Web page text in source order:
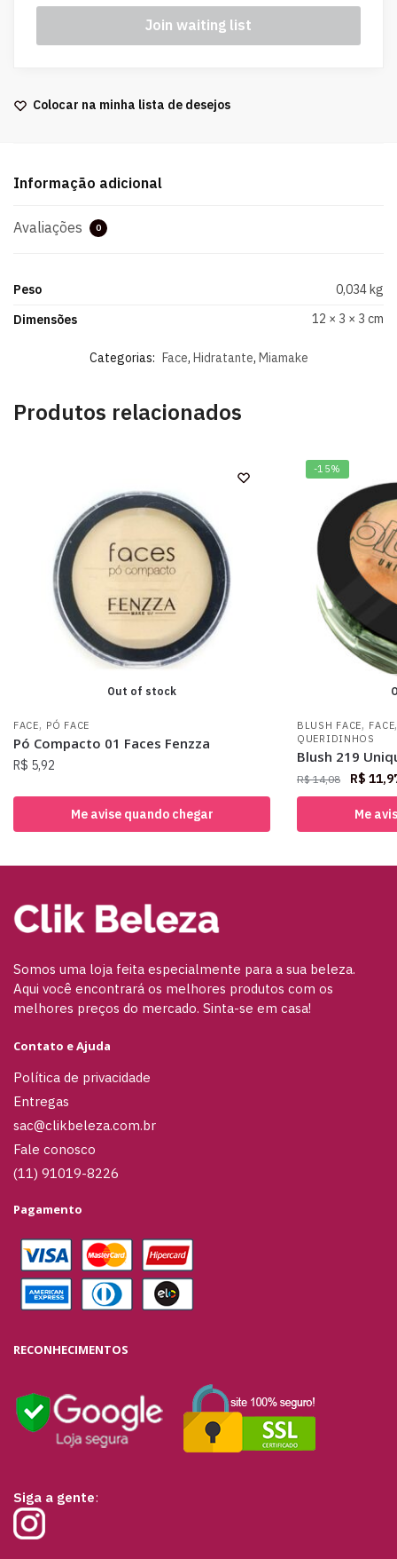
Colocar na minha lista de desejos
Informação adicional
Avaliações 0
Peso
0,034 kg
Dimensões
12 × 3 × 3 cm
Categorias: Face, Hidratante, Miamake
Produtos relacionados
Out of stock
FACE, PÓ FACE
Pó Compacto 01 Faces Fenzza
R$ 5,92
Me avise quando chegar
-15%
BLUSH FACE, FACE
QUERIDINHOS
Blush 219
R$14,08 R$
Me
Somos uma loja feita especialmente para a sua beleza.
Aqui você encontrará os melhores produtos com os
melhores preços do mercado. Sinta-se em casa!
Contato e Ajuda
Política de privacidade
Entregas
sac@clikbeleza.com.br
Fale conosco
(11) 91019-8226
Pagamento
RECONHECIMENTOS
Siga a gente: